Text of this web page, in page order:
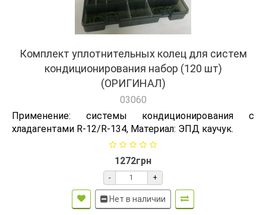
Комплект уплотнительных колец для систем
кондиционирования набор (120 шт)
(ОРИГИНАЛ)
03060
Применение: системы кондиционирования с
хладагентами R-12/R-134, Материал: ЭПД каучук.
1272грн
- +
Нет в наличии